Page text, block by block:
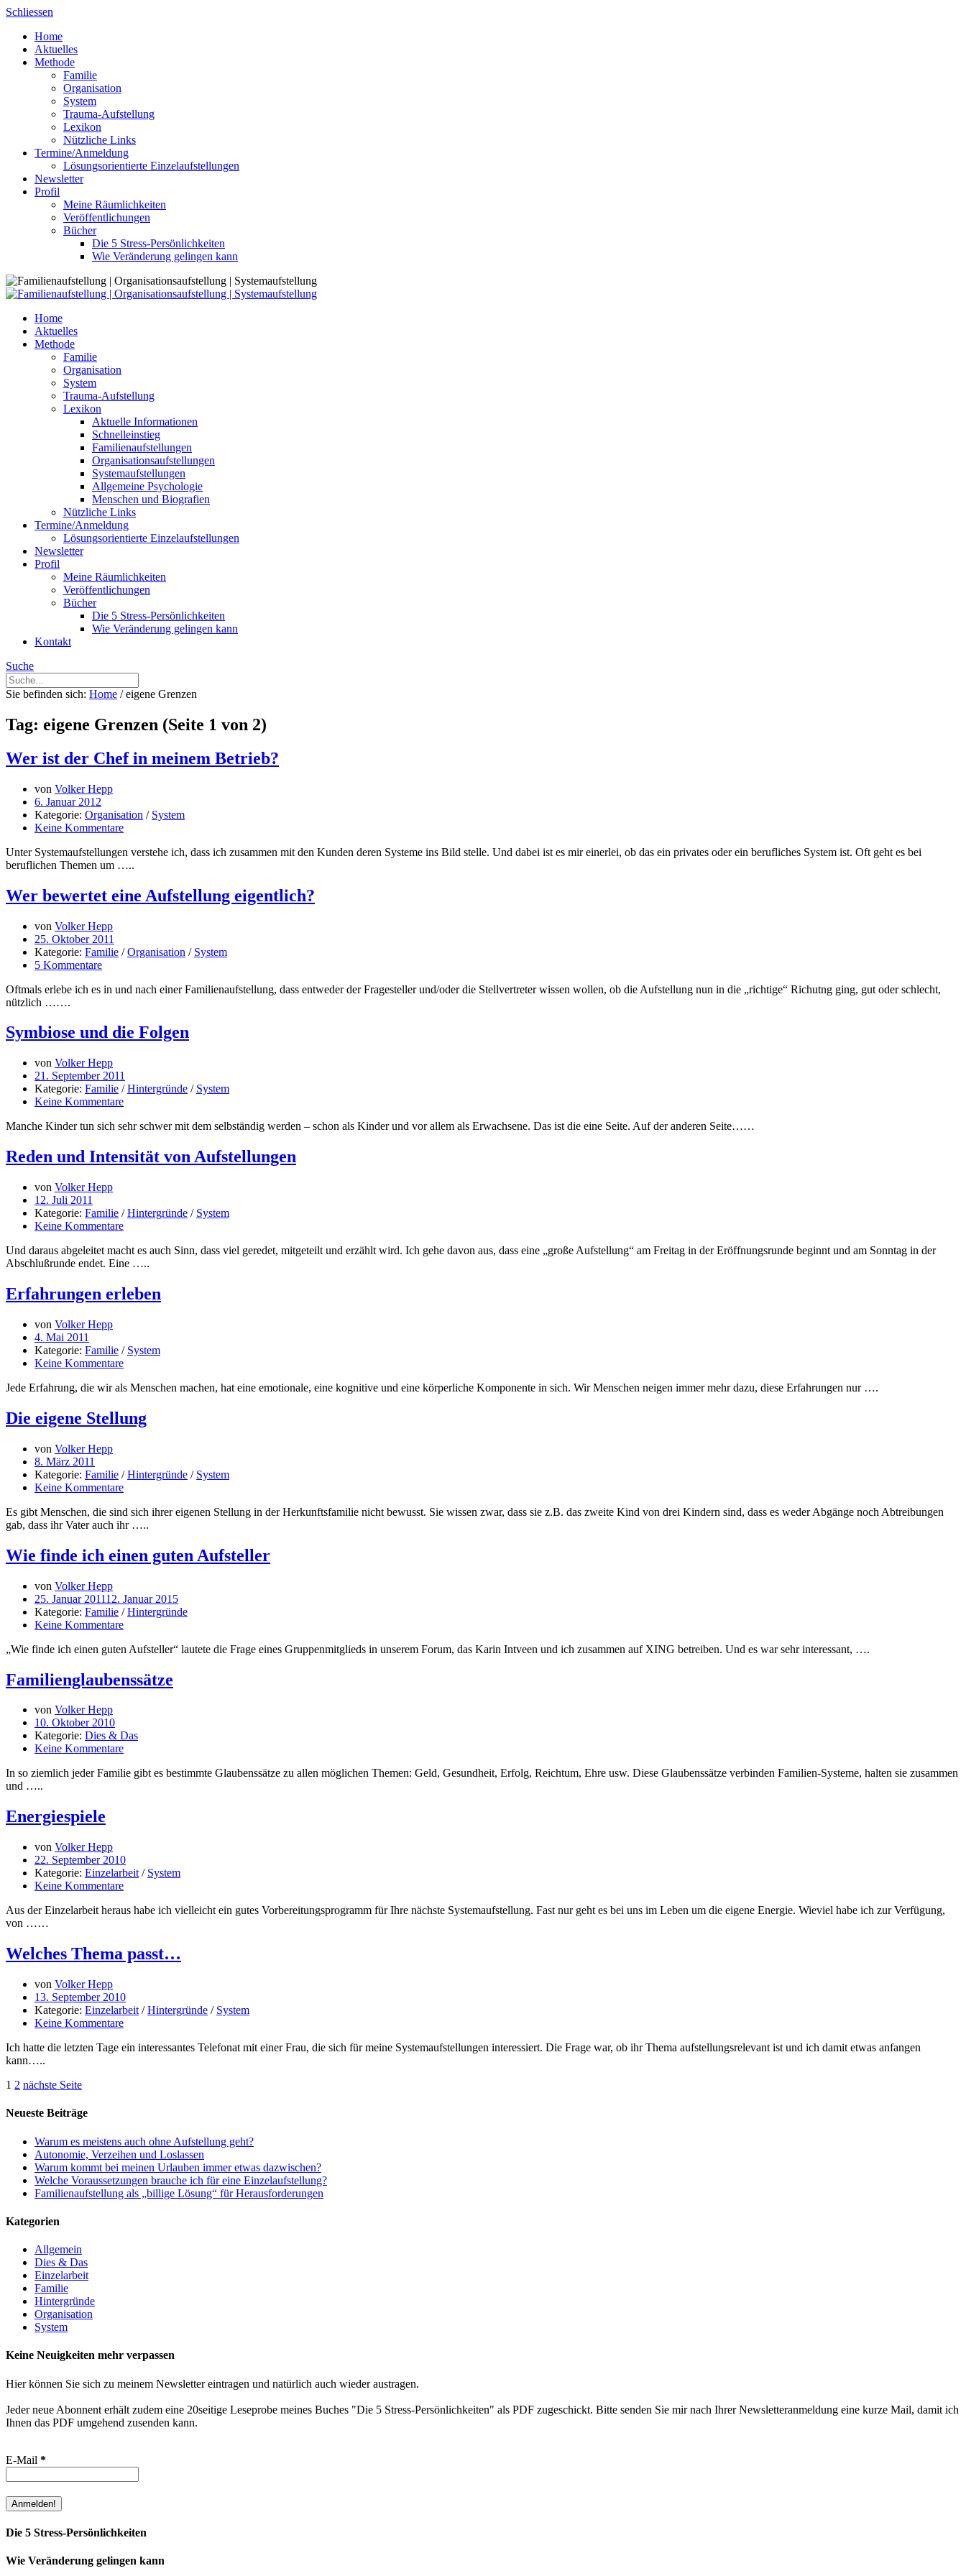
Skip
content
Schliessen
Home
Aktuelles
Methode
Familie
Organisation
System
Trauma-Aufstellung
Lexikon
Nützliche Links
Termine/Anmeldung
Lösungsorientierte Einzelaufstellungen
Newsletter
Profil
Meine Räumlichkeiten
Veröffentlichungen
Bücher
Die 5 Stress-Persönlichkeiten
Wie Veränderung gelingen kann
Home
Aktuelles
Methode
Familie
Organisation
System
Trauma-Aufstellung
Lexikon
Aktuelle Informationen
Schnelleinstieg
Familienaufstellungen
Organisationsaufstellungen
Systemaufstellungen
Allgemeine Psychologie
Menschen und Biografien
Nützliche Links
Termine/Anmeldung
Lösungsorientierte Einzelaufstellungen
Newsletter
Profil
Meine Räumlichkeiten
Veröffentlichungen
Bücher
Die 5 Stress-Persönlichkeiten
Wie Veränderung gelingen kann
Kontakt
Suche
Sie befinden sich: Home / eigene Grenzen
Tag: eigene Grenzen (Seite 1 von 2)
Wer ist der Chef in meinem Betrieb?
von Volker Hepp
6. Januar 2012
Kategorie: Organisation / System
Keine Kommentare
Unter Systemaufstellungen verstehe ich, dass ich zusammen mit den Kunden deren Systeme ins Bild stelle. Und dabei ist es mir einerlei, ob das ein privates oder ein berufliches System ist. Oft geht es bei
beruflichen Themen um …..
Wer bewertet eine Aufstellung eigentlich?
von Volker Hepp
25. Oktober 2011
Kategorie: Familie /Organisation / System
5 Kommentare
Oftmals erlebe ich es in und nach einer Familienaufstellung, dass entweder der Fragesteller und/oder die Stellvertreter wissen wollen, ob die Aufstellung nun in die „richtige“ Richutng ging, gut oder schlecht,
nützlich …….
Symbiose und die Folgen
von Volker Hepp
21. September 2011
Kategorie: Familie /Hintergründe / System
Keine Kommentare
Manche Kinder tun sich sehr schwer mit dem selbständig werden – schon als Kinder und vor allem als Erwachsene. Das ist die eine Seite. Auf der anderen Seite……
Reden und Intensität von Aufstellungen
von Volker Hepp
12. Juli 2011
Kategorie: Familie /Hintergründe / System
Keine Kommentare
Und daraus abgeleitet macht es auch Sinn, dass viel geredet, mitgeteilt und erzählt wird. Ich gehe davon aus, dass eine „große Aufstellung“ am Freitag in der Eröffnungsrunde beginnt und am Sonntag in der
Abschlußrunde endet. Eine …..
Erfahrungen erleben
von Volker Hepp
4. Mai 2011
Kategorie: Familie / System
Keine Kommentare
Jede Erfahrung, die wir als Menschen machen, hat eine emotionale, eine kognitive und eine körperliche Komponente in sich. Wir Menschen neigen immer mehr dazu, diese Erfahrungen nur ….
Die eigene Stellung
von Volker Hepp
8. März 2011
Kategorie: Familie /Hintergründe / System
Keine Kommentare
Es gibt Menschen, die sind sich ihrer eigenen Stellung in der Herkunftsfamilie nicht bewusst. Sie wissen zwar, dass sie z.B. das zweite Kind von drei Kindern sind, dass es weder Abgänge noch Abtreibungen
gab, dass ihr Vater auch ihr …..
Wie finde ich einen guten Aufsteller
von Volker Hepp
25. Januar 201112. Januar 2015
Kategorie: Familie /Hintergründe
Keine Kommentare
„Wie finde ich einen guten Aufsteller“ lautete die Frage eines Gruppenmitglieds in unserem Forum, das Karin Intveen und ich zusammen auf XING betreiben. Und es war sehr interessant, ….
Familienglaubenssätze
von Volker Hepp
10. Oktober 2010
Kategorie: Dies & Das
Keine Kommentare
In so ziemlich jeder Familie gibt es bestimmte Glaubenssätze zu allen möglichen Themen: Geld, Gesundheit, Erfolg, Reichtum, Ehre usw. Diese Glaubenssätze verbinden Familien-Systeme, halten sie zusammen
und …..
Energiespiele
von Volker Hepp
22. September 2010
Kategorie: Einzelarbeit / System
Keine Kommentare
Aus der Einzelarbeit heraus habe ich vielleicht ein gutes Vorbereitungsprogramm für Ihre nächste Systemaufstellung. Fast nur geht es bei uns im Leben um die eigene Energie. Wieviel habe ich zur Verfügung,
von ……
Welches Thema passt…
von Volker Hepp
13. September 2010
Kategorie: Einzelarbeit /Hintergründe / System
Keine Kommentare
Ich hatte die letzten Tage ein interessantes Telefonat mit einer Frau, die sich für meine Systemaufstellungen interessiert. Die Frage war, ob ihr Thema aufstellungsrelevant ist und ich damit etwas anfangen
kann…..
1 2 nächste Seite
Neueste Beiträge
Warum es meistens auch ohne Aufstellung geht?
Autonomie, Verzeihen und Loslassen
Warum kommt bei meinen Urlauben immer etwas dazwischen?
Welche Voraussetzungen brauche ich für eine Einzelaufstellung?
Familienaufstellung als „billige Lösung“ für Herausforderungen
Kategorien
Allgemein
Dies & Das
Einzelarbeit
Familie
Hintergründe
Organisation
System
Keine Neuigkeiten mehr verpassen
Hier können Sie sich zu meinem Newsletter eintragen und natürlich auch wieder austragen.
Jeder neue Abonnent erhält zudem eine 20seitige Leseprobe meines Buches "Die 5 Stress-Persönlichkeiten" als PDF zugeschickt. Bitte senden Sie mir nach Ihrer Newsletteranmeldung eine kurze Mail, damit ich
Ihnen das PDF umgehend zusenden kann.
E-Mail *
Die 5 Stress-Persönlichkeiten
Wie Veränderung gelingen kann